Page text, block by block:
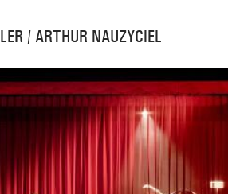
/ ARTHUR NAUZYCIEL